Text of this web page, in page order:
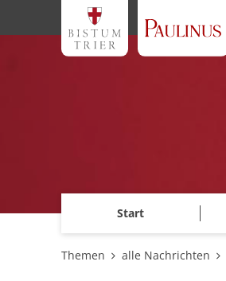
Zum Inhalt springen
Start
Themen alle Nachrichten